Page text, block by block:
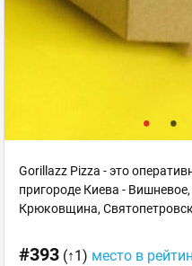
Gorillazz Pizza - это
пригороде Киева -
Крюковщина,
#393 (↑1) место в